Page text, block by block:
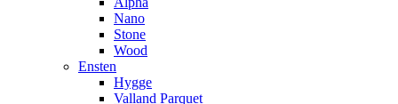
Nano
Stone
Wood
Ensten
Hygge
Valland Parquet